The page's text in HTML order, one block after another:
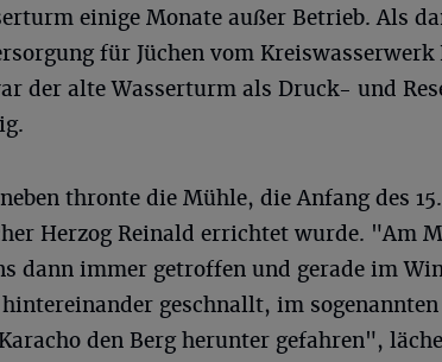
einige Monate außer Betrieb. Als
für Jüchen vom
der alte Wasserturm als Druck- und
thronte die Mühle, die Anfang des
Herzog Reinald errichtet wurde. "Am
dann immer getroffen und gerade im
geschnallt, im
den Berg herunter gefahren",